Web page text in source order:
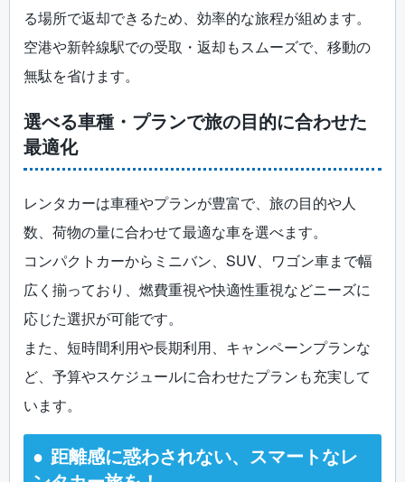
る場所で返却できるため、効率的な旅程が組めます。
空港や新幹線駅での受取・返却もスムーズで、移動の
無駄を省けます。
選べる車種・プランで旅の目的に合わせた
最適化
レンタカーは車種やプランが豊富で、旅の目的や人
数、荷物の量に合わせて最適な車を選べます。
コンパクトカーからミニバン、SUV、ワゴン車まで幅
広く揃っており、燃費重視や快適性重視などニーズに
応じた選択が可能です。
また、短時間利用や長期利用、キャンペーンプランな
ど、予算やスケジュールに合わせたプランも充実して
います。
距離感に惑わされない、スマートなレ